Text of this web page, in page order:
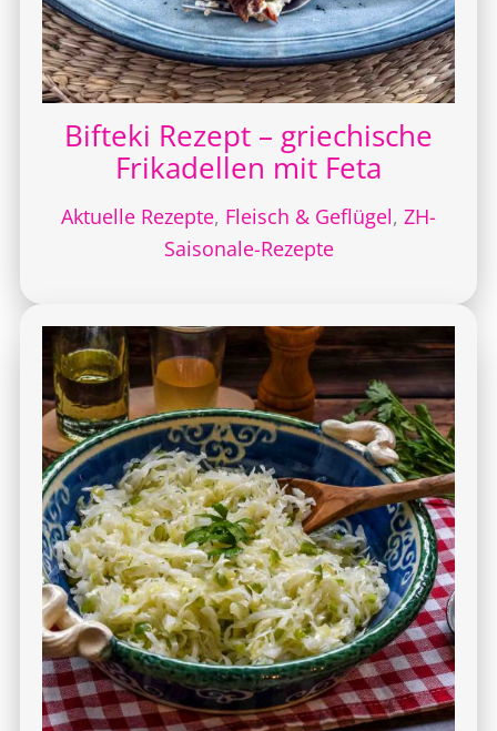
Bifteki Rezept – griechische
Frikadellen mit Feta
Aktuelle Rezepte, Fleisch & Geflügel, ZH-
Saisonale-Rezepte